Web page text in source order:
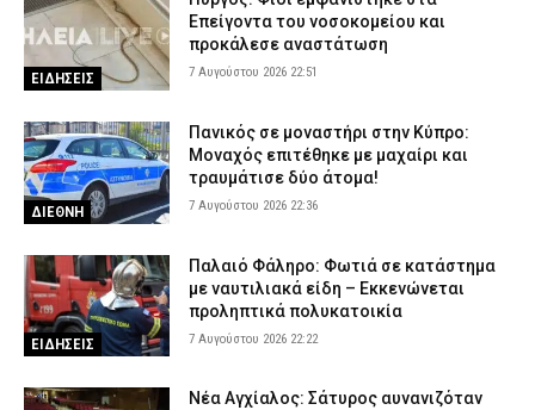
ΕΙΔΗΣΕΙΣ
Επείγοντα του νοσοκομείου και
προκάλεσε αναστάτωση
7 Αυγούστου 2026 22:51
ΔΙΕΘΝΗ
Πανικός σε μοναστήρι στην Κύπρο:
Μοναχός επιτέθηκε με μαχαίρι και
τραυμάτισε δύο άτομα!
7 Αυγούστου 2026 22:36
ΕΙΔΗΣΕΙΣ
Παλαιό Φάληρο: Φωτιά σε κατάστημα
με ναυτιλιακά είδη – Εκκενώνεται
προληπτικά πολυκατοικία
7 Αυγούστου 2026 22:22
Νέα Αγχίαλος: Σάτυρος αυνανιζόταν